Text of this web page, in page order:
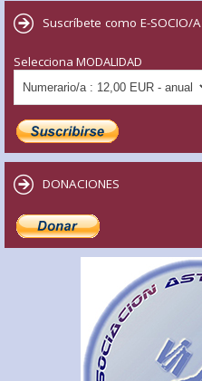
Suscríbete como E-SOCIO/A
Selecciona MODALIDAD
DONACIONES